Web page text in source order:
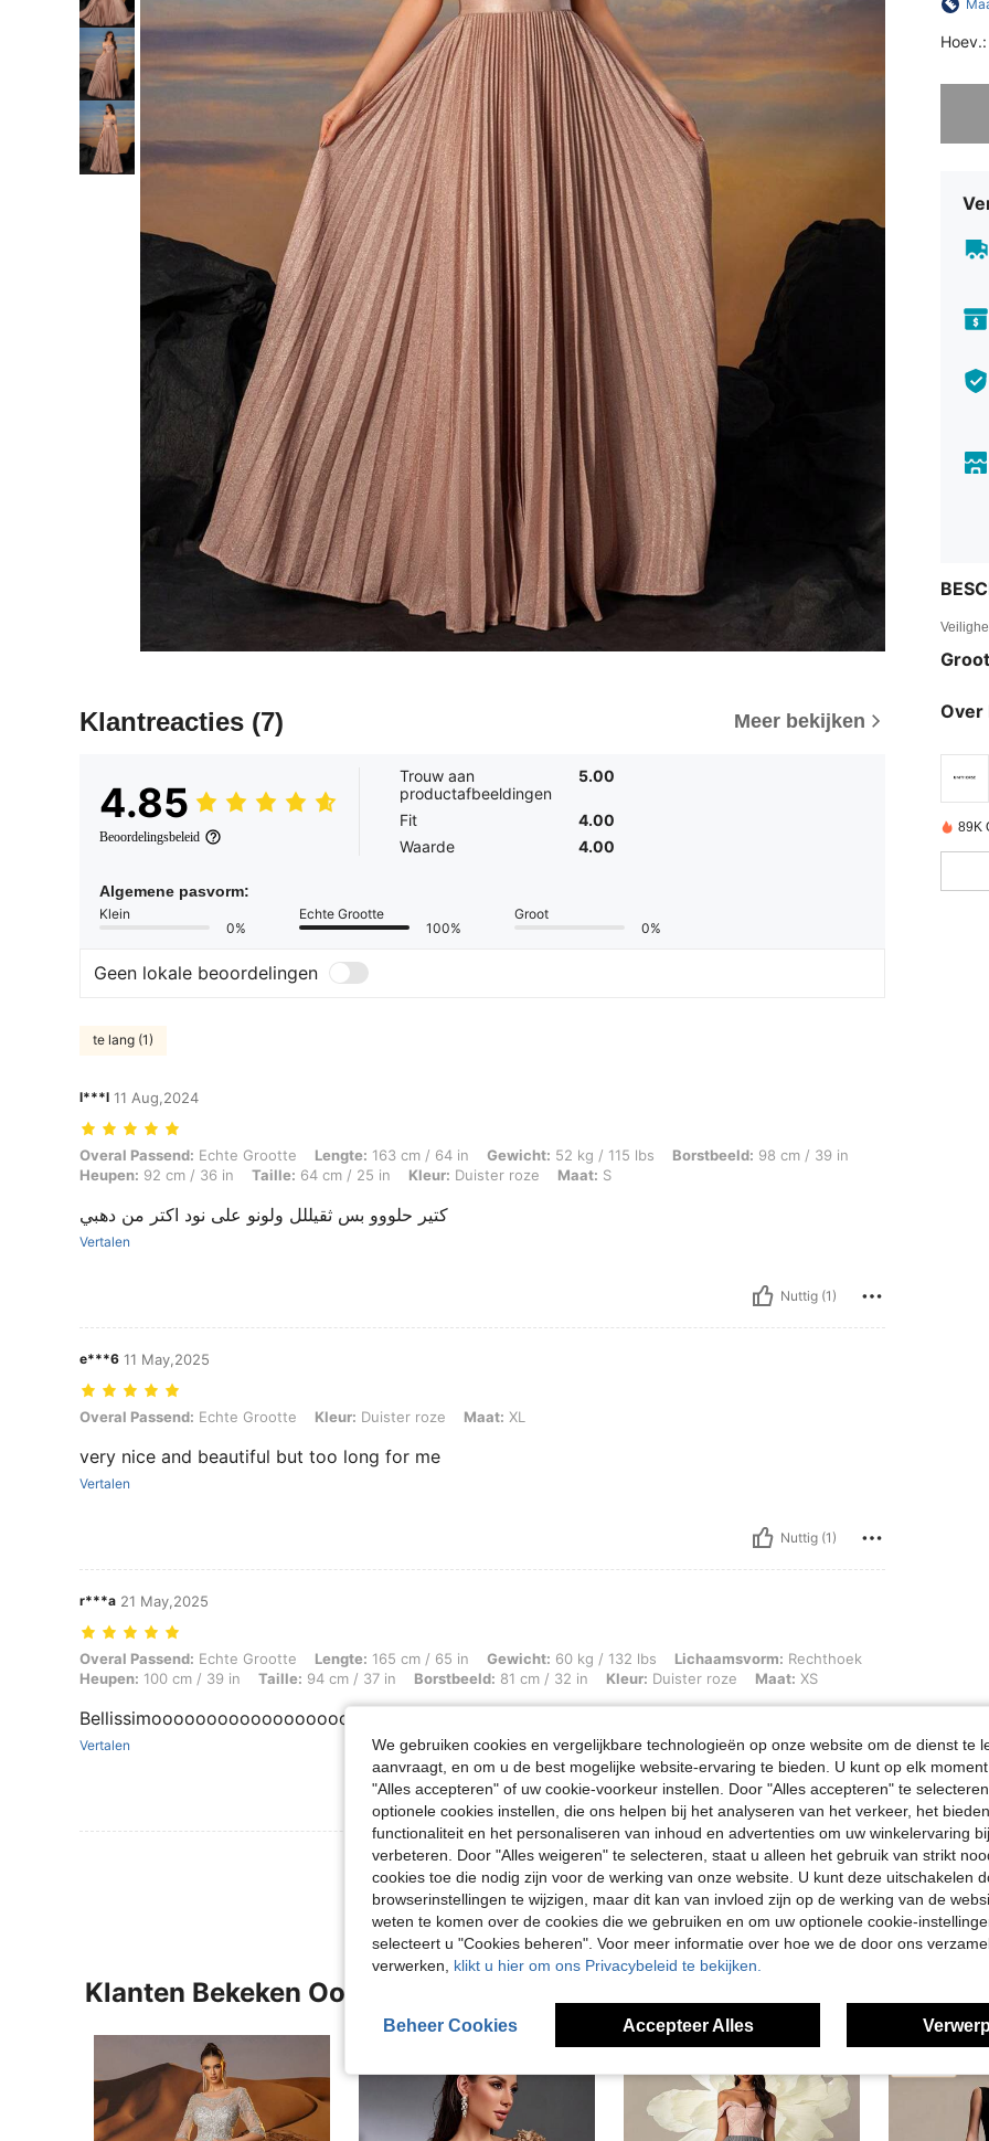
Klantreacties (7) Meer bekijken
4.85
Beoordelingsbeleid
Trouw aan
productafbeeldingen
5.00
Fit
4.00
Waarde
4.00
Algemene pasvorm:
Klein
0%
Echte Grootte
100%
Groot
0%
Geen lokale beoordelingen
te lang (1)
l***l 11 Aug,2024
Overal Passend: Echte Grootte, Lengte: 163 cm / 64 in, Gewicht: 52 kg / 115 lbs, Borstbeeld: 98 cm / 39 in, Heupen: 92 cm / 36 in, Taille: 64 cm / 25
Overal Passend: Echte Grootte Lengte: 163 cm / 64 in Gewicht: 52 kg / 115 lbs Borstbeeld: 98 cm / 39 in
Heupen: 92 cm / 36 in Taille: 64 cm / 25 in Kleur: Duister roze Maat: S
كتير حلووو بس ثقيللل ولونو على نود اكتر من دهبي
Vertalen
Nuttig (1)
e***6 11 May,2025
Overal Passend: Echte Grootte, Kleur: Duister roze, Maat: XL
Overal Passend: Echte Grootte Kleur: Duister roze Maat: XL
very nice and beautiful but too long for me
Vertalen
Nuttig (1)
r***a 21 May,2025
Overal Passend: Echte Grootte, Lengte: 165 cm / 65 in, Gewicht: 60 kg / 132 lbs, Lichaamsvorm: Rechthoek, Heupen: 100 cm / 39 in, Taille: 94 cm /
Overal Passend: Echte Grootte Lengte: 165 cm / 65 in Gewicht: 60 kg / 132 lbs Lichaamsvorm: Rechthoek
Heupen: 100 cm / 39 in Taille: 94 cm / 37 in Borstbeeld: 81 cm / 32 in Kleur: Duister roze Maat: XS
Bellissimooooooooooooooooooooooo
Vertalen
Nuttig (1)
Meer Beoordelingen Bekijken
Hoev.:
Over
89K
Klanten Bekeken Ook
We gebruiken cookies en vergelijkbare technologieën op onze website om de dienst te
aanvraagt, en om u de best mogelijke website-ervaring te bieden. U kunt op elk moment
"Alles accepteren" of uw cookie-voorkeur instellen. Door "Alles accepteren" te
optionele cookies instellen, die ons helpen bij het analyseren van het verkeer, het
functionaliteit en het personaliseren van inhoud en advertenties om uw winkelervaring
verbeteren. Door "Alles weigeren" te selecteren, staat u alleen het gebruik van strikt
cookies toe die nodig zijn voor de werking van onze website. U kunt deze uitschakelen
browserinstellingen te wijzigen, maar dit kan van invloed zijn op de werking van de
weten te komen over de cookies die we gebruiken en om uw optionele cookie-
selecteert u "Cookies beheren". Voor meer informatie over hoe we de door ons
verwerken, klikt u hier om ons Privacybeleid te bekijken.
Beheer Cookies Accepteer Alles